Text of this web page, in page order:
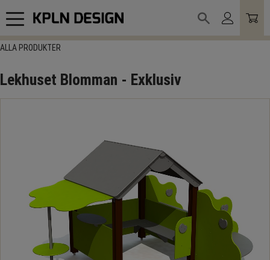
Meny
ALLA PRODUKTER
Lekhuset Blomman - Exklusiv